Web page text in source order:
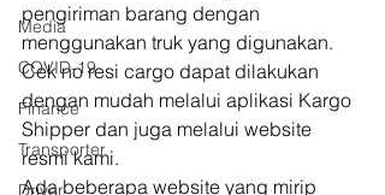
Media
COVID-19
Finance
Transporter
Driver
pengiriman barang dengan
menggunakan truk yang digunakan.
Cek no resi cargo dapat dilakukan
dengan mudah melalui aplikasi Kargo
Shipper dan juga melalui website
resmi kami.
Ada beberapa website yang mirip